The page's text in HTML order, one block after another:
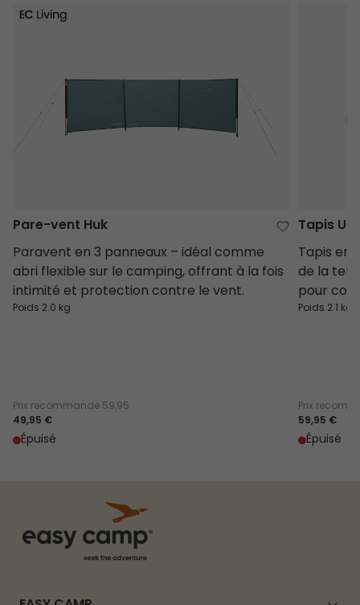
Pare-vent Huk
Pare-vent Huk
Paravent en 3 panneaux – idéal comme
abri flexible sur le camping, offrant à la fois
intimité et protection contre le vent.
Poids 2.0 kg
Prix recommandé 59,95
49,95 €
Épuisé
Tapis
Tapis en
de la
pour
Poids 2.1 kg
Prix
59,95 €
Épuisé